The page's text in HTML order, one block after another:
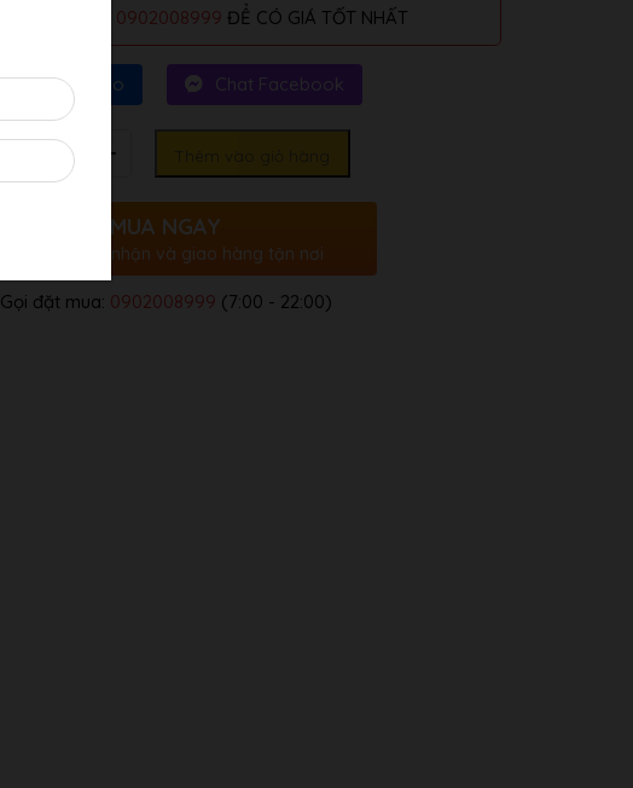
Hotline/zalo 0902008999 ĐỂ CÓ GIÁ TỐT NHẤT
Tư vấn Zalo Chat Facebook
Thêm vào giỏ hàng
MUA NGAY
Gọi điện xác nhận và giao hàng tận nơi
Gọi đặt mua: 0902008999 (7:00 - 22:00)